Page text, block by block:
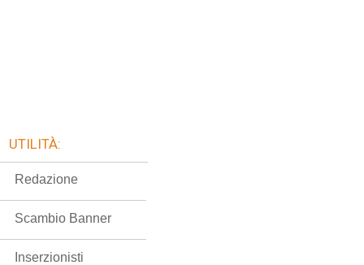
UTILITÀ:
Redazione
Scambio Banner
Inserzionisti